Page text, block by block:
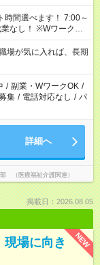
ワークの
業はご案内できませ
会保険への加入対象
原則禁止）により、
合があります
が気に入れば、長期
/ 副業・WワークOK /
集 / 電話対応なし / パ
詳細へ
（医療福祉介護関連）
掲載日：2026.08.05
NEW
現場に向き